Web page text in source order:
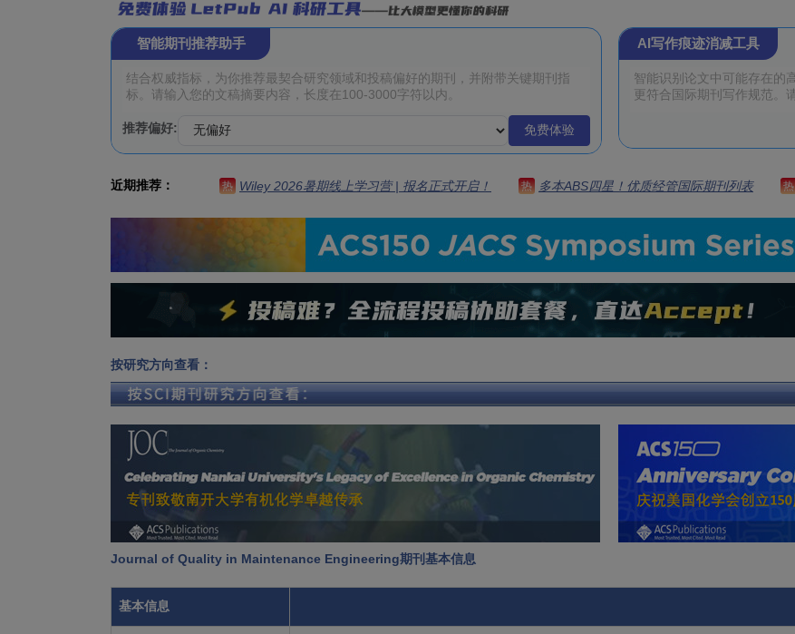
智能期刊推荐助手
推荐偏好: 免费体验
AI写作痕迹消减工具
近期推荐： 热 Wiley 2026暑期线上学习营 | 报名正式开启！ 热 多本ABS四星！优质经管国际期刊列表 热
按研究方向查看：
Journal of Quality in Maintenance Engineering期刊基本信息
基本信息